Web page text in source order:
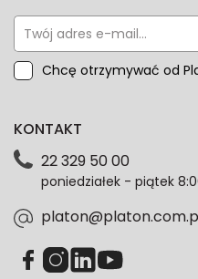
Chcę otrzymywać od
przeze mnie adres e-
dotyczące danych
każdym czasie.
zgodność z prawem
KONTAKT
22 329 50 00
poniedziałek - piątek